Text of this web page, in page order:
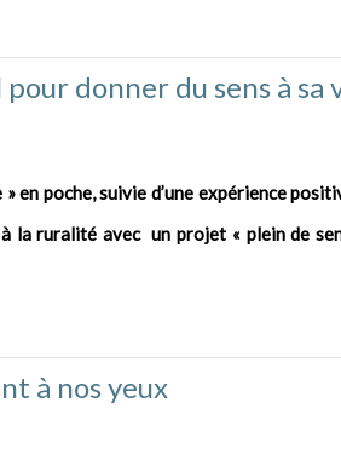
donner du sens à sa
en poche, suivie d’une expérience
la ruralité avec un projet « plein de
à nos yeux